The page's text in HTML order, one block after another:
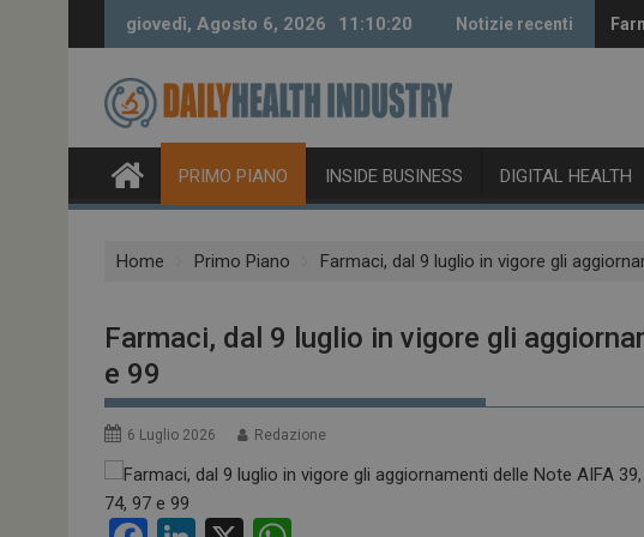
giovedì, Agosto 6, 2026 11:10:21 Notizie recenti
PRIMO PIANO INSIDE BUSINESS DIGITAL HEALTH
Home Primo Piano Farmaci, dal 9 luglio in vigore gli
Farmaci, dal 9 luglio in vigore gli
e 99
6 Luglio 2026 Redazione